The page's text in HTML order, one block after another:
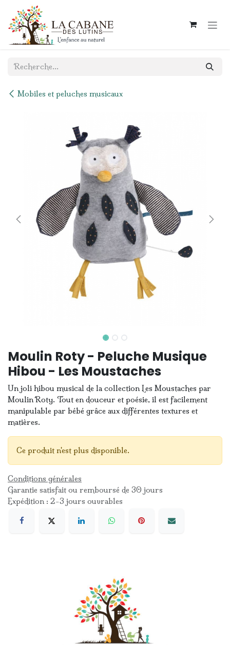
Se rendre au contenu
Mobiles et peluches musicaux
Moulin Roty - Peluche Musique
Hibou - Les Moustaches
Un joli hibou musical de la collection Les Moustaches par
Moulin Roty. Tout en douceur et poésie, il est facilement
manipulable par bébé grâce aux différentes textures et
matières.
Ce produit n'est plus disponible.
Conditions générales
Garantie satisfait ou remboursé de 30 jours
Expédition : 2-3 jours ouvrables